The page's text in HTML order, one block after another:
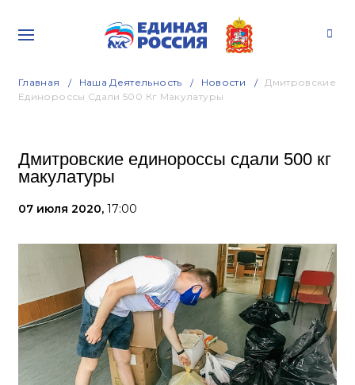
Главная Наша Деятельность Новости
Дмитровские
Единороссы Сдали 500 Кг Макулатуры
Дмитровские единороссы сдали 500 кг
макулатуры
07 июля 2020, 17:00